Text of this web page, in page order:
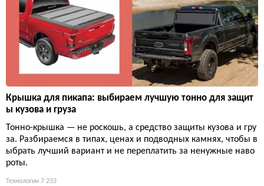
Крышка для пикапа: выбираем лучшую тонно для защит
ы кузова и груза
Тонно-крышка — не роскошь, а средство защиты кузова и гру
за. Разбираемся в типах, ценах и подводных камнях, чтобы в
ыбрать лучший вариант и не переплатить за ненужные наво
роты.
Технологии 7 233